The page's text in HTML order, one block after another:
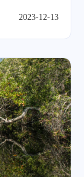
2023-12-13